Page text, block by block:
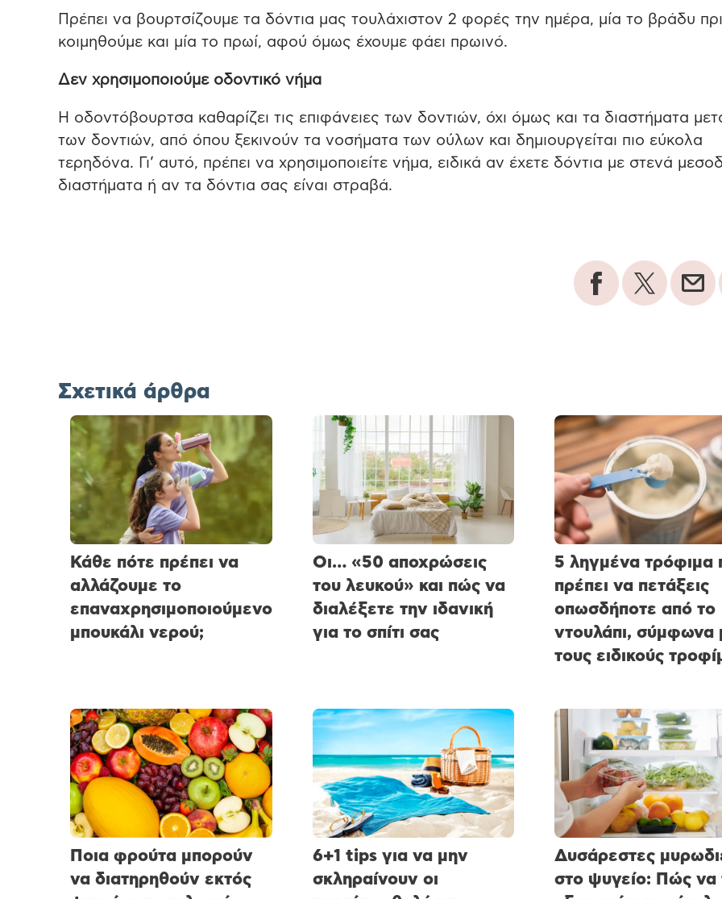
Πρέπει να βουρτσίζουμε τα δόντια μας τουλάχιστον 2 φορές την ημέρα, μία το βράδυ
κοιμηθούμε και μία το πρωί, αφού όμως έχουμε φάει πρωινό.
Δεν χρησιμοποιούμε οδοντικό νήμα
Η οδοντόβουρτσα καθαρίζει τις επιφάνειες των δοντιών, όχι όμως και τα διαστήματα
των δοντιών, από όπου ξεκινούν τα νοσήματα των ούλων και δημιουργείται πιο εύκολα
τερηδόνα. Γι’ αυτό, πρέπει να χρησιμοποιείτε νήμα, ειδικά αν έχετε δόντια με στενά
διαστήματα ή αν τα δόντια σας είναι στραβά.
Σχετικά άρθρα
Κάθε πότε πρέπει να
αλλάζουμε το
επαναχρησιμοποιούμενο
μπουκάλι νερού;
Οι… «50 αποχρώσεις
του λευκού» και πώς να
διαλέξετε την ιδανική
για το σπίτι σας
5 ληγμένα τρόφιμα
πρέπει να πετάξεις
οπωσδήποτε από το
ντουλάπι, σύμφωνα
τους ειδικούς
Ποια φρούτα μπορούν
να διατηρηθούν εκτός
6+1 tips για να μην
σκληραίνουν οι
Δυσάρεστες
στο ψυγείο: Πώς να